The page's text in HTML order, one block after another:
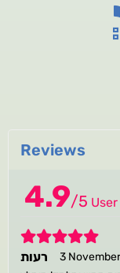
Reviews
4.9/5
5
רעות
3